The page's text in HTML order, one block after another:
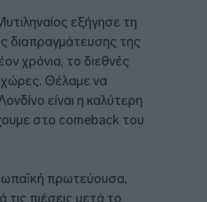
εξήγησε τη
διαπραγμάτευσης της
χρόνια, το διεθνές
χώρες. Θέλαμε να
είναι η καλύτερη
στο comeback του
πρωτεύουσα,
πιέσεις μετά το